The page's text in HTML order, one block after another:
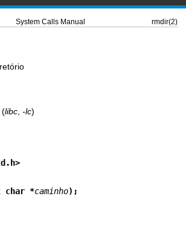
System Calls Manual rmdir(2)
(libc -lc)
char *caminho);